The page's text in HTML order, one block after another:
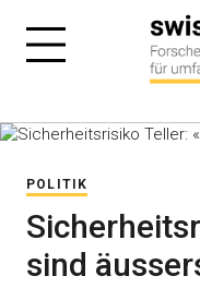
POLITIK
sind